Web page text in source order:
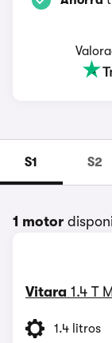
S1 S2
1 motor
Vitara 1.4 T
1.4 litros